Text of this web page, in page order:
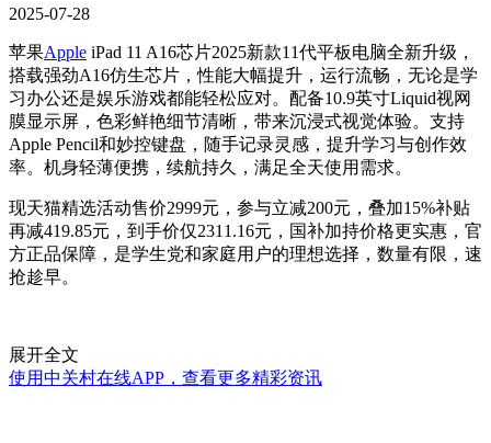
2025-07-28
苹果Apple iPad 11 A16芯片2025新款11代平板电脑全新升级，
搭载强劲A16仿生芯片，性能大幅提升，运行流畅，无论是学
习办公还是娱乐游戏都能轻松应对。配备10.9英寸Liquid视网
膜显示屏，色彩鲜艳细节清晰，带来沉浸式视觉体验。支持
Apple Pencil和妙控键盘，随手记录灵感，提升学习与创作效
率。机身轻薄便携，续航持久，满足全天使用需求。
现天猫精选活动售价2999元，参与立减200元，叠加15%补贴
再减419.85元，到手价仅2311.16元，国补加持价格更实惠，官
方正品保障，是学生党和家庭用户的理想选择，数量有限，速
抢趁早。
展开全文
使用中关村在线APP，查看更多精彩资讯